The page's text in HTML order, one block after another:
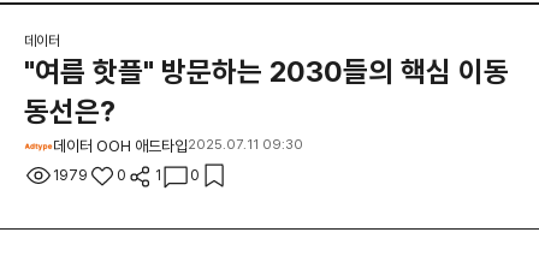
데이터
"여름 핫플" 방문하는 2030들의 핵심 이동
동선은?
데이터 OOH 애드타입2025.07.11 09:30
1979 0 1 0